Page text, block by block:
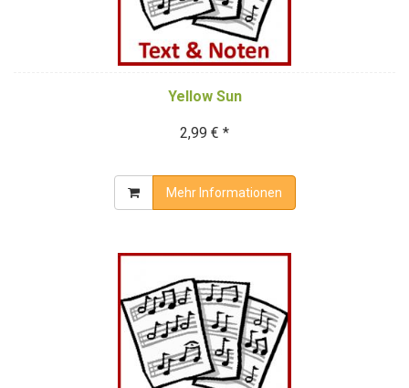
Yellow Sun
2,99 € *
Mehr Informationen